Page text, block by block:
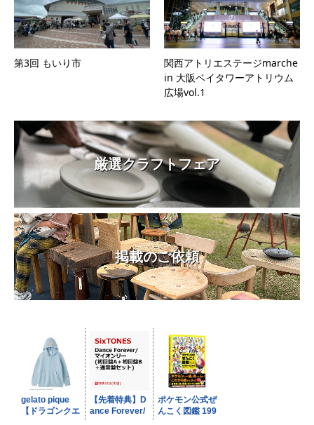
第3回 もいり市
関西アトリエステージmarche
in 大阪ベイタワーアトリウム
広場vol.1
厳選クラフトフェア
掲載のご依頼